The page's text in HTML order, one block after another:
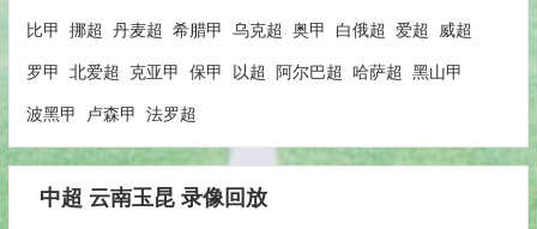
比甲 挪超 丹麦超 希腊甲 乌克超 奥甲 白俄超 爱超 威超
罗甲 北爱超 克亚甲 保甲 以超 阿尔巴超 哈萨超 黑山甲
波黑甲 卢森甲 法罗超
中超 云南玉昆 录像回放